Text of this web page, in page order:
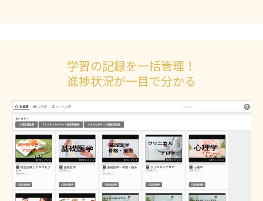
学習の記録を一括管理！
進捗状況が一目で分かる